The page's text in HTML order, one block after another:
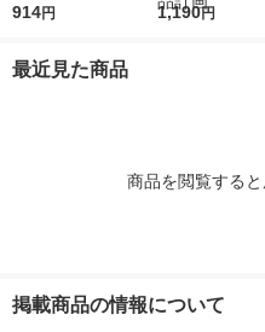
0枚） スタンダー
914円
ボックススタン
1,190円
最近見た商品
商品を閲覧する
掲載商品の情報について